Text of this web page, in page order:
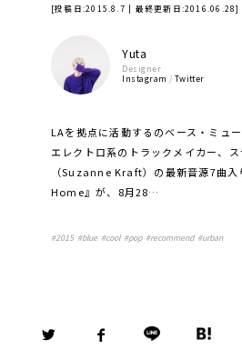
[投稿日:2015.8.7 | 最終更新日:2016.06.28]
Yuta
Designer
Instagram / Twitter
LAを拠点に活動するのベース・ミュー
エレクトロ系のトラックメイカー、
（Suzanne Kraft）の最新音源7曲
Home』が、8月28…
#2015#blue #cool#pop#recommend#urban